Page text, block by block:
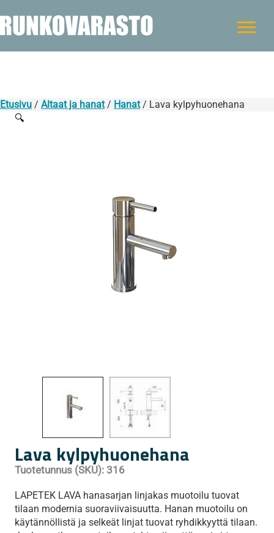
Etusivu / Altaat ja hanat/ Hanat/ Lava kylpyhuonehana
🔍
Lava kylpyhuonehana
Tuotetunnus (SKU): 316
LAPETEK LAVA hanasarjan linjakas muotoilu tuovat
tilaan modernia suoraviivaisuutta. Hanan muotoilu on
käytännöllistä ja selkeät linjat tuovat ryhdikkyyttä tilaan.